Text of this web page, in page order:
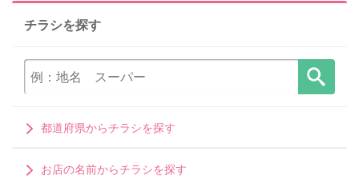
チラシを探す
都道府県からチラシを探す
お店の名前からチラシを探す